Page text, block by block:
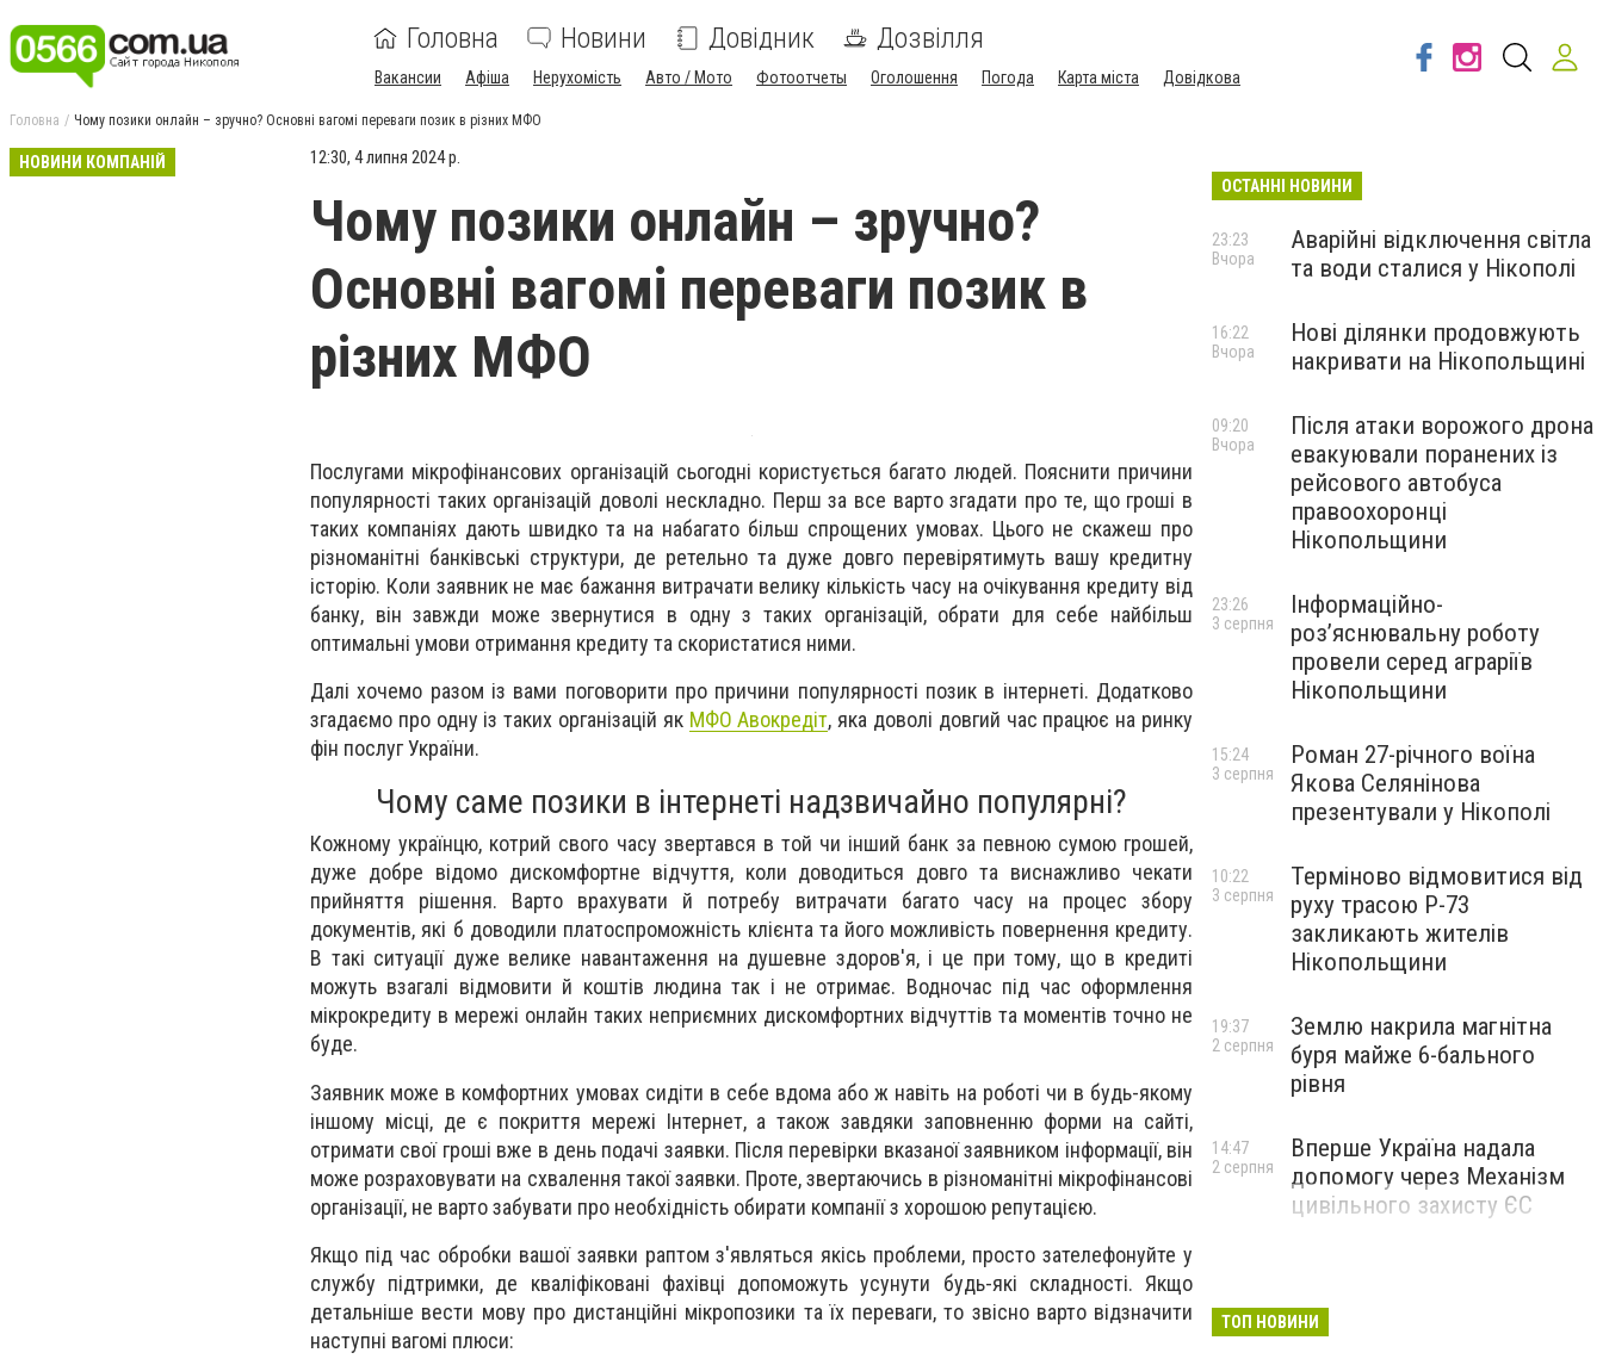
Головна Новини Довідник Дозвілля
Вакансии Афіша Нерухомість Авто / Мото Фотоотчеты Оголошення Погода Карта міста Довідкова
Головна Чому позики онлайн – зручно? Основні вагомі переваги позик в різних МФО
НОВИНИ КОМПАНІЙ 12:30, 4 липня 2024 р.
Чому позики онлайн – зручно?
Основні вагомі переваги позик в
різних МФО
Послугами мікрофінансових організацій сьогодні користується багато людей. Пояснити причини
популярності таких організацій доволі нескладно. Перш за все варто згадати про те, що гроші в
таких компаніях дають швидко та на набагато більш спрощених умовах. Цього не скажеш про
різноманітні банківські структури, де ретельно та дуже довго перевірятимуть вашу кредитну
історію. Коли заявник не має бажання витрачати велику кількість часу на очікування кредиту від
банку, він завжди може звернутися в одну з таких організацій, обрати для себе найбільш
оптимальні умови отримання кредиту та скористатися ними.
Далі хочемо разом із вами поговорити про причини популярності позик в інтернеті. Додатково
згадаємо про одну із таких організацій як МФО Авокредіт, яка доволі довгий час працює на ринку
фін послуг України.
Чому саме позики в інтернеті надзвичайно популярні?
Кожному українцю, котрий свого часу звертався в той чи інший банк за певною сумою грошей,
дуже добре відомо дискомфортне відчуття, коли доводиться довго та виснажливо чекати
прийняття рішення. Варто врахувати й потребу витрачати багато часу на процес збору
документів, які б доводили платоспроможність клієнта та його можливість повернення кредиту.
В такі ситуації дуже велике навантаження на душевне здоров'я, і це при тому, що в кредиті
можуть взагалі відмовити й коштів людина так і не отримає. Водночас під час оформлення
мікрокредиту в мережі онлайн таких неприємних дискомфортних відчуттів та моментів точно не
буде.
Заявник може в комфортних умовах сидіти в себе вдома або ж навіть на роботі чи в будь-якому
іншому місці, де є покриття мережі Інтернет, а також завдяки заповненню форми на сайті,
отримати свої гроші вже в день подачі заявки. Після перевірки вказаної заявником інформації, він
може розраховувати на схвалення такої заявки. Проте, звертаючись в різноманітні мікрофінансові
організації, не варто забувати про необхідність обирати компанії з хорошою репутацією.
Якщо під час обробки вашої заявки раптом з'являться якісь проблеми, просто зателефонуйте у
службу підтримки, де кваліфіковані фахівці допоможуть усунути будь-які складності. Якщо
детальніше вести мову про дистанційні мікропозики та їх переваги, то звісно варто відзначити
наступні вагомі плюси:
ОСТАННІ НОВИНИ
Аварійні відключення світла
та води сталися у Нікополі
23:23
Вчора
Нові ділянки продовжують
накривати на Нікопольщині
16:22
Вчора
Після атаки ворожого дрона
евакуювали поранених із
рейсового автобуса
правоохоронці
Нікопольщини
09:20
Вчора
Інформаційно-
роз’яснювальну роботу
провели серед аграріїв
Нікопольщини
23:26
3 серпня
Роман 27-річного воїна
Якова Селянінова
презентували у Нікополі
15:24
3 серпня
Терміново відмовитися від
руху трасою Р-73
закликають жителів
Нікопольщини
10:22
3 серпня
Землю накрила магнітна
буря майже 6-бального
рівня
19:37
2 серпня
Вперше Україна надала
допомогу через Механізм
цивільного захисту ЄС
14:47
2 серпня
ТОП НОВИНИ